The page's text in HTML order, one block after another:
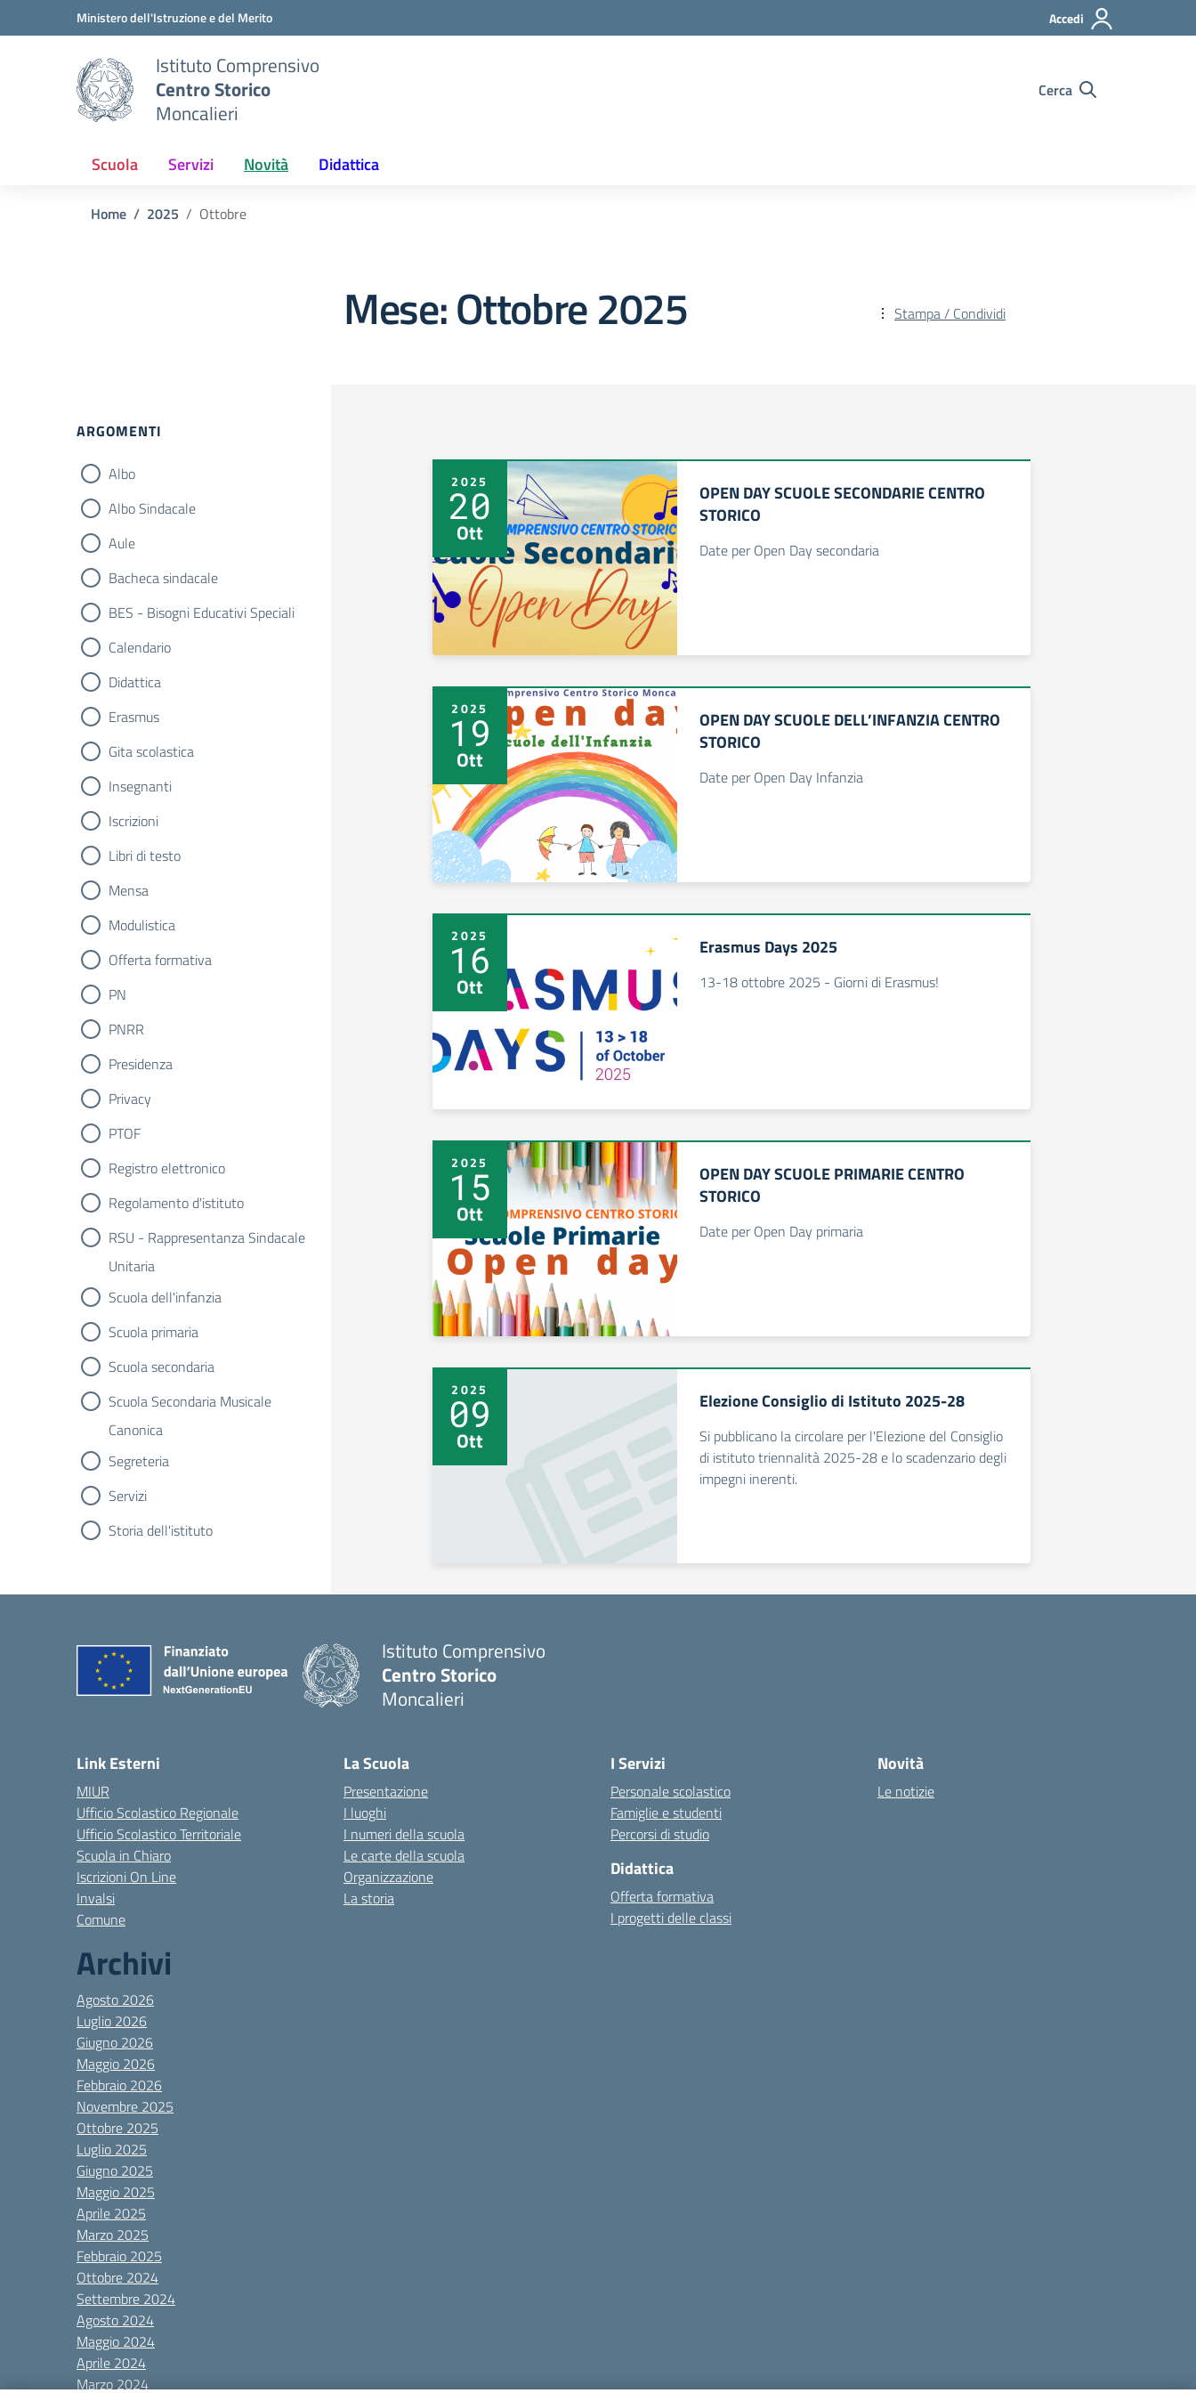
Vai ai contenuti
Vai al menu di navigazioneMinistero dell'Istruzione e del Merito Accedi
Istituto Comprensivo
Centro Storico
Moncalieri
Cerca
Scuola Servizi Novità Didattica
Home 2025 Ottobre
Mese:Ottobre 2025 Stampa / Condividi
ARGOMENTI
Albo
Albo Sindacale
Aule
Bacheca sindacale
BES - Bisogni Educativi Speciali
Calendario
Didattica
Erasmus
Gita scolastica
Insegnanti
Iscrizioni
Libri di testo
Mensa
Modulistica
Offerta formativa
PN
PNRR
Presidenza
Privacy
PTOF
Registro elettronico
Regolamento d'istituto
RSU - Rappresentanza Sindacale
Unitaria
Scuola dell'infanzia
Scuola primaria
Scuola secondaria
Scuola Secondaria Musicale
Canonica
Segreteria
Servizi
Storia dell'istituto
2025
20
Ott
OPEN DAY SCUOLE SECONDARIE CENTRO
STORICO
Date per Open Day secondaria
2025
19
Ott
OPEN DAY SCUOLE DELL’INFANZIA CENTRO
STORICO
Date per Open Day Infanzia
2025
16
Ott
Erasmus Days 2025
13-18 ottobre 2025 - Giorni di Erasmus!
2025
15
Ott
OPEN DAY SCUOLE PRIMARIE CENTRO
STORICO
Date per Open Day primaria
2025
09
Ott
Elezione Consiglio di Istituto 2025-28
Si pubblicano la circolare per l'Elezione del Consiglio
di istituto triennalità 2025-28 e lo scadenzario degli
impegni inerenti.
Istituto Comprensivo
Centro Storico
Moncalieri
Link Esterni
MIUR
Ufficio Scolastico Regionale
Ufficio Scolastico Territoriale
Scuola in Chiaro
Iscrizioni On Line
Invalsi
Comune
Archivi
Agosto 2026
Luglio 2026
Giugno 2026
Maggio 2026
Febbraio 2026
Novembre 2025
Ottobre 2025
Luglio 2025
Giugno 2025
Maggio 2025
Aprile 2025
Marzo 2025
Febbraio 2025
Ottobre 2024
Settembre 2024
Agosto 2024
Maggio 2024
Aprile 2024
Marzo 2024
La Scuola
Presentazione
I luoghi
I numeri della scuola
Le carte della scuola
Organizzazione
La storia
I Servizi
Personale scolastico
Famiglie e studenti
Percorsi di studio
Didattica
Offerta formativa
I progetti delle classi
Novità
Le notizie